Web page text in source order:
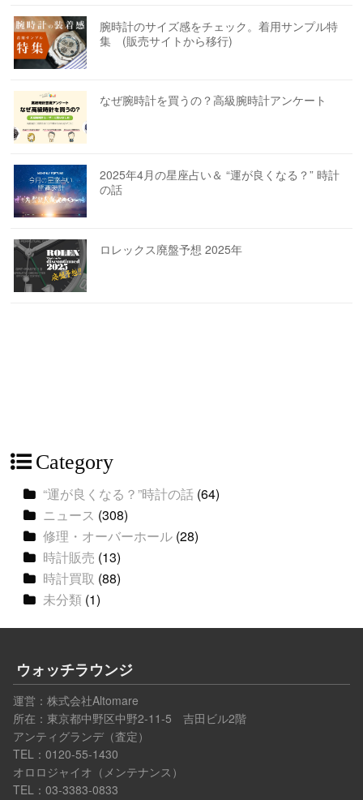
腕時計のサイズ感をチェック。着用サンプル特
集 (販売サイトから移行)
なぜ腕時計を買うの？高級腕時計アンケート
2025年4月の星座占い＆ “運が良くなる？” 時計
の話
ロレックス廃盤予想 2025年
Category
“運が良くなる？”時計の話 (64)
ニュース (308)
修理・オーバーホール (28)
時計販売 (13)
時計買取 (88)
未分類 (1)
ウォッチラウンジ
運営： 株式会社Altomare
所在：東京都中野区中野2-11-5 吉田ビル2階
アンティグランデ（査定）
TEL：0120-55-1430
オロロジャイオ（メンテナンス）
TEL：03-3383-0833